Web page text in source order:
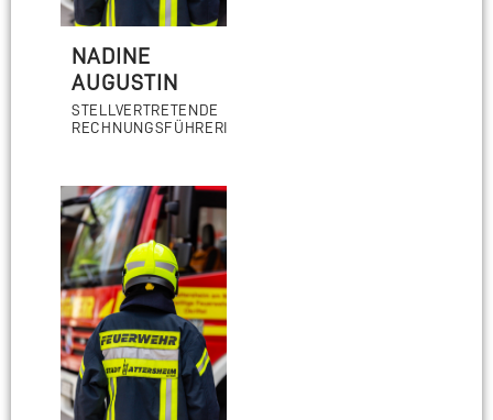
NADINE
AUGUSTIN
STELLVERTRETENDE
RECHNUNGSFÜHRERIN